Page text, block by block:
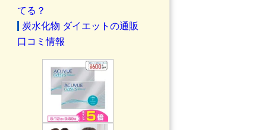
てる？
炭水化物 ダイエットの通販
口コミ情報